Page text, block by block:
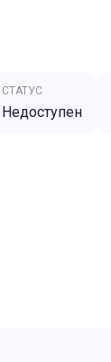
СТАТУС
Недоступен